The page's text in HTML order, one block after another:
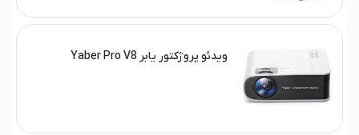
ویدئو پروژکتور یابر Yaber Pro V8